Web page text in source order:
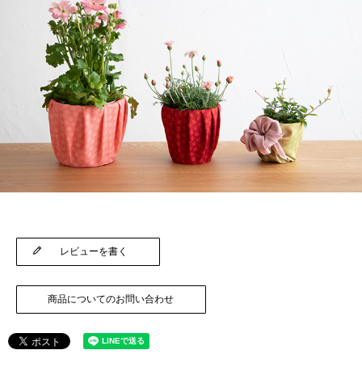
レビューを書く
商品についてのお問い合わせ